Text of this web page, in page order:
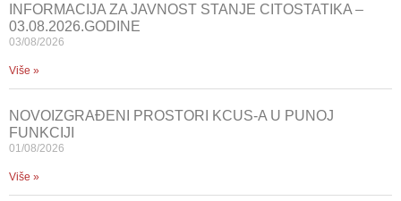
INFORMACIJA ZA JAVNOST STANJE CITOSTATIKA –
03.08.2026.GODINE
03/08/2026
Više »
NOVOIZGRAĐENI PROSTORI KCUS-A U PUNOJ
FUNKCIJI
01/08/2026
Više »